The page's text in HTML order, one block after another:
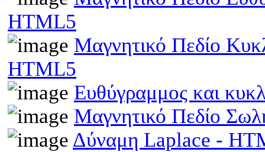
HTML5
Μαγνητικό Πεδίο
HTML5
Ευθύγραμμος και
Μαγνητικό Πεδίο
Δύναμη Laplace -